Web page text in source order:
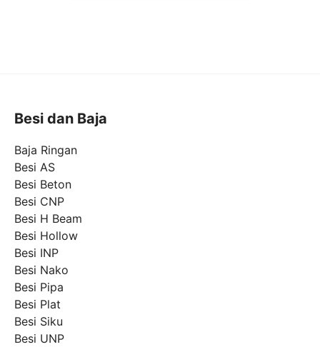
Besi dan Baja
Baja Ringan
Besi AS
Besi Beton
Besi CNP
Besi H Beam
Besi Hollow
Besi INP
Besi Nako
Besi Pipa
Besi Plat
Besi Siku
Besi UNP